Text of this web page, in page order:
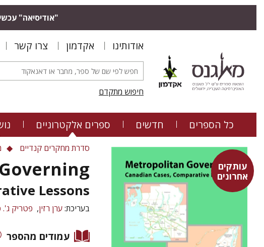
"אודיסיאה"
אודותינו אקדמון צרו קשר
חיפוש מתקדם
כל הספרים חדשים ספרים אלקטרוניים
עותקים
אחרונים
סדרת מחקרים קנדיים
Lessons
בעריכת:ערן רזין פטריק ג'.
עמודים מהספר